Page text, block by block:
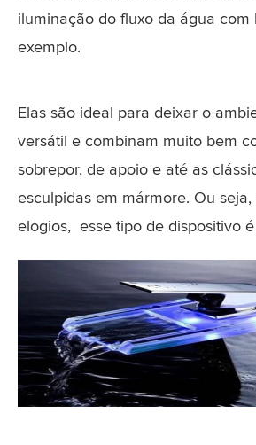
iluminação do fluxo da água com
exemplo.
Elas são ideal para deixar o
versátil e combinam muito bem
sobrepor, de apoio e até as
esculpidas em mármore. Ou
elogios, esse tipo de dispositivo